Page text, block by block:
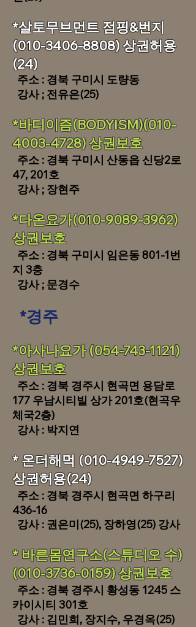
​​*살토무브먼트 점핑&번지
(010-3406-8808)상권허용
(24)
주소 : 경북 구미시 도량동
강사 ; 전유은(25)
*바디이즘(BODYISM)(010-
4003-4728) 상권보호
주소 : 경북 구미시 산동읍 신당2로
47, 201호
강사 ; 장현주
*다온요가(010-9089-3962)
상권보호
주소 : 경북 구미시 임은동 801-1번
지 3층
강사 ; 문경수
*경주
*아사나요가(054-743-1121)
상권보호
주소 : 경북 경주시 현곡면 용담로
177 우남시티빌 상가 201호(현곡우
체국2층)
​ 강사 : 박지연
​​* 온더해먹 (010-4949-7527)
상권허용(24)
주소 : 경북 경주시 현곡면 하구리
436-16 ​
​ 강사 : 권은미(25), 장하영(25) 강사
​​* 바른몸연구소(스튜디오 수)
(010-3736-0159)상권보호
주소 : 경북 경주시 황성동 1245 스
카이시티 301호 ​
​ 강사 : 김민희, 장지수, 우경옥(25)